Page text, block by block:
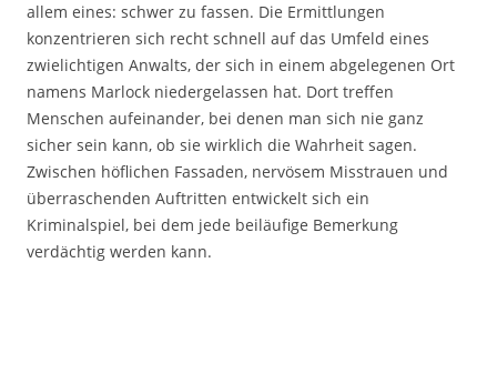
allem eines: schwer zu fassen. Die Ermittlungen
konzentrieren sich recht schnell auf das Umfeld eines
zwielichtigen Anwalts, der sich in einem abgelegenen Ort
namens Marlock niedergelassen hat. Dort treffen
Menschen aufeinander, bei denen man sich nie ganz
sicher sein kann, ob sie wirklich die Wahrheit sagen.
Zwischen höflichen Fassaden, nervösem Misstrauen und
überraschenden Auftritten entwickelt sich ein
Kriminalspiel, bei dem jede beiläufige Bemerkung
verdächtig werden kann.